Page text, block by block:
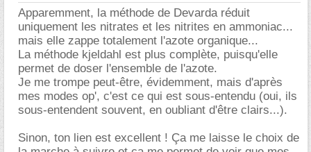
Apparemment, la méthode de Devarda réduit
uniquement les nitrates et les nitrites en ammoniac...
mais elle zappe totalement l'azote organique...
La méthode kjeldahl est plus complète, puisqu'elle
permet de doser l'ensemble de l'azote.
Je me trompe peut-être, évidemment, mais d'après
mes modes op', c'est ce qui est sous-entendu (oui, ils
sous-entendent souvent, en oubliant d'être clairs...).
Sinon, ton lien est excellent ! Ça me laisse le choix de